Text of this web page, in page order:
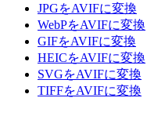
JPGをAVIFに変換
WebPをAVIFに変換
GIFをAVIFに変換
HEICをAVIFに変換
SVGをAVIFに変換
TIFFをAVIFに変換